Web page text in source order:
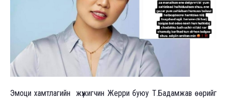
Эмоци хамтлагийн жүжигчин Жерри буюу Т.Бадамжав өөрийг